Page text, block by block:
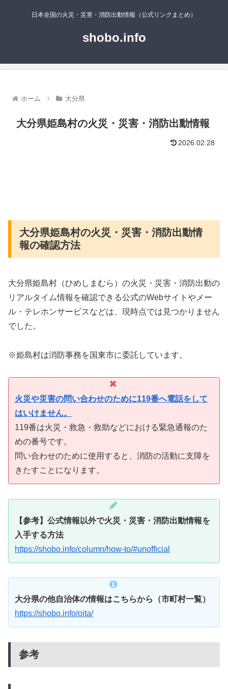
日本全国の火災・災害・消防出動情報（公式リンクまとめ）
shobo.info
ホーム 大分県
大分県姫島村の火災・災害・消防出動情報
2026.02.28
大分県姫島村の火災・災害・消防出動情
報の確認方法
大分県姫島村（ひめしまむら）の火災・災害・消防出動の
リアルタイム情報を確認できる公式のWebサイトやメー
ル・テレホンサービスなどは、現時点では見つかりません
でした。
※姫島村は消防事務を国東市に委託しています。
火災や災害の問い合わせのために119番へ電話をして
はいけません。
119番は火災・救急・救助などにおける緊急通報のた
めの番号です。
問い合わせのために使用すると、消防の活動に支障を
きたすことになります。
【参考】公式情報以外で火災・災害・消防出動情報を
入手する方法
https://shobo.info/column/how-to/#unofficial
大分県の他自治体の情報はこちらから（市町村一覧）
https://shobo.info/oita/
参考